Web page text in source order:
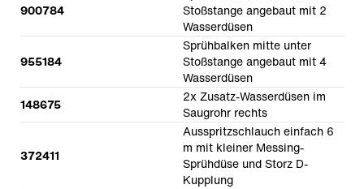
900784
Stoßstange angebaut mit 2
Wasserdüsen
955184
Sprühbalken mitte unter
Stoßstange angebaut mit 4
Wasserdüsen
148675
2x Zusatz-Wasserdüsen im
Saugrohr rechts
372411
Ausspritzschlauch einfach 6
m mit kleiner Messing-
Sprühdüse und Storz D-
Kupplung